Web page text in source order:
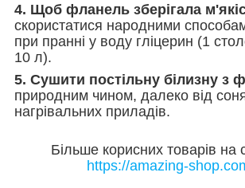
4. Щоб фланель зберігала
скористатися народними
при пранні у воду гліцерин (1
10 л).
5. Сушити постільну білизну з
природним чином, далеко від
нагрівальних приладів.
Більше корисних товарів на
https://amazing-